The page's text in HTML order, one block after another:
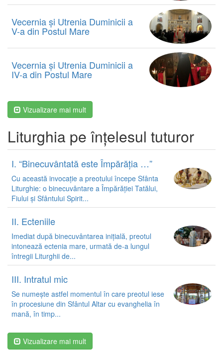
Vecernia și Utrenia Duminicii a
V-a din Postul Mare
Vecernia și Utrenia Duminicii a
IV-a din Postul Mare
Vizualizare mai mult
Liturghia pe înțelesul tuturor
I. “Binecuvântată este Împărăția …”
Cu această invocație a preotului începe Sfânta
Liturghie: o binecuvântare a Împărăției Tatălui,
Fiului și Sfântului Spirit...
II. Ecteniile
Imediat după binecuvântarea inițială, preotul
intonează ectenia mare, urmată de-a lungul
întregii Liturghii de...
III. Intratul mic
Se numește astfel momentul în care preotul iese
în procesiune din Sfântul Altar cu evanghelia în
mană, în timp...
Vizualizare mai mult